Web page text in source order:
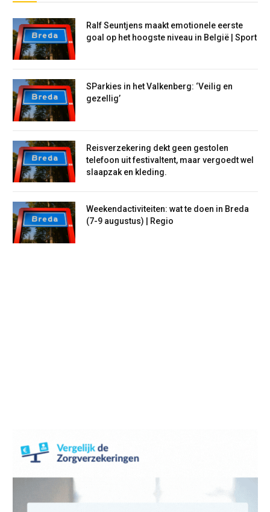
Ralf Seuntjens maakt emotionele eerste
goal op het hoogste niveau in België | Sport
SParkies in het Valkenberg: ‘Veilig en
gezellig’
Reisverzekering dekt geen gestolen
telefoon uit festivaltent, maar vergoedt wel
slaapzak en kleding.
Weekendactiviteiten: wat te doen in Breda
(7-9 augustus) | Regio